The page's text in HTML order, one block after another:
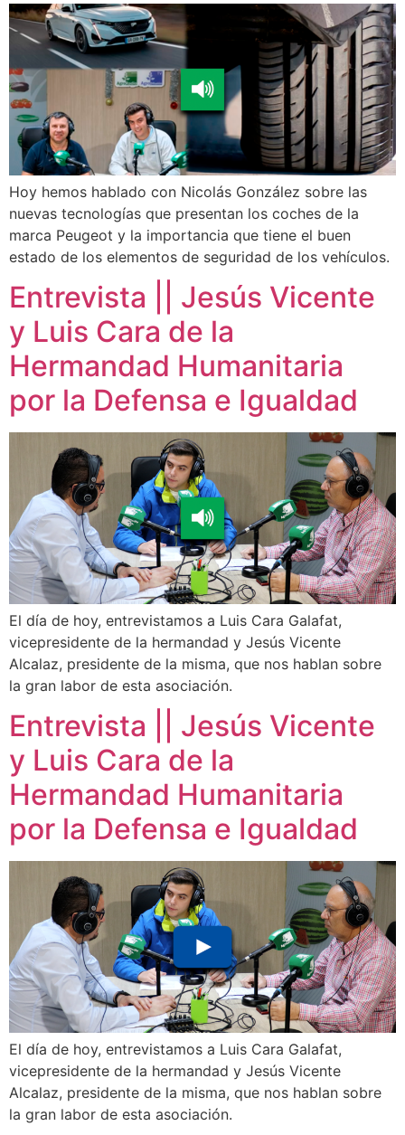
Hoy hemos hablado con Nicolás González sobre las
nuevas tecnologías que presentan los coches de la
marca Peugeot y la importancia que tiene el buen
estado de los elementos de seguridad de los vehículos.
Entrevista || Jesús Vicente
y Luis Cara de la
Hermandad Humanitaria
por la Defensa e Igualdad
El día de hoy, entrevistamos a Luis Cara Galafat,
vicepresidente de la hermandad y Jesús Vicente
Alcalaz, presidente de la misma, que nos hablan sobre
la gran labor de esta asociación.
Entrevista || Jesús Vicente
y Luis Cara de la
Hermandad Humanitaria
por la Defensa e Igualdad
El día de hoy, entrevistamos a Luis Cara Galafat,
vicepresidente de la hermandad y Jesús Vicente
Alcalaz, presidente de la misma, que nos hablan sobre
la gran labor de esta asociación.